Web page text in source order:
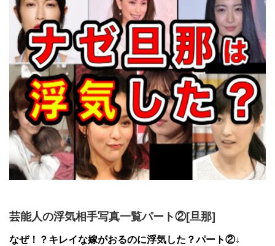
芸能人の浮気相手写真一覧パート②[旦那]
なぜ！？キレイな嫁がおるのに浮気した？パート②↓